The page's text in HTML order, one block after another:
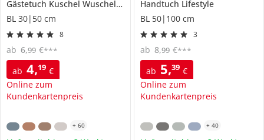
Gästetuch Kuschel Wuschel Neu
BL 30|50 cm
8
ab 4,19 €
Online zum
Kundenkartenpreis
ab 6,99 €***
+ 60
Handtuch Lifestyle
BL 50|100 cm
3
ab 5,39 €
Online zum
Kundenkartenpreis
ab 8,99 €***
+ 40